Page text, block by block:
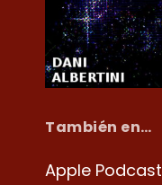
También en…
Apple Podcast